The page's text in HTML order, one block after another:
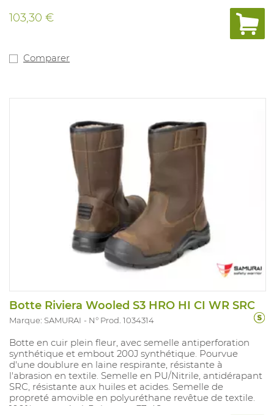
103,30 €
Comparer
Botte Riviera Wooled S3 HRO HI CI WR SRC
Marque: SAMURAI N° Prod. 1034314
Botte en cuir plein fleur, avec semelle antiperforation
synthétique et embout 200J synthétique. Pourvue
d'une doublure en laine respirante, résistante à
l'abrasion en textile. Semelle en PU/Nitrile, antidérapant
SRC, résistante aux huiles et acides. Semelle de
propreté amovible en polyuréthane revêtue de textile.
100% sans métal. Pointures: 37-48.